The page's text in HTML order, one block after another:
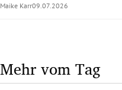
Maike Karr09.07.2026
Mehr vom Tag